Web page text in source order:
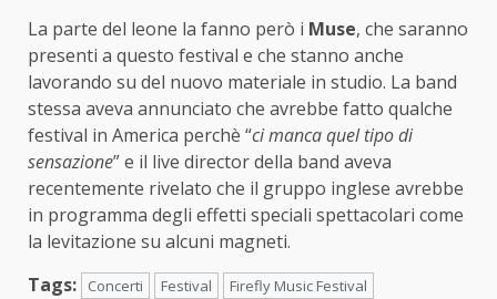
La parte del leone la fanno però i Muse, che saranno
presenti a questo festival e che stanno anche
lavorando su del nuovo materiale in studio. La band
stessa aveva annunciato che avrebbe fatto qualche
festival in America perchè “ci manca quel tipo di
sensazione” e il live director della band aveva
recentemente rivelato che il gruppo inglese avrebbe
in programma degli effetti speciali spettacolari come
la levitazione su alcuni magneti.
Tags:
Concerti Festival Firefly Music Festival